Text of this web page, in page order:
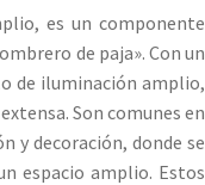
es un componente
de paja». Con un
de iluminación amplio,
Son comunes en
y decoración, donde se
espacio amplio. Estos